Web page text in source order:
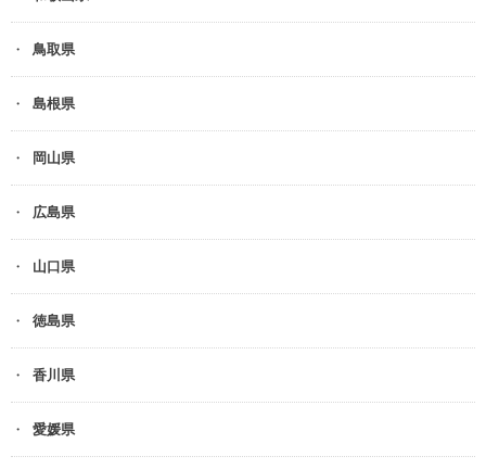
鳥取県
島根県
岡山県
広島県
山口県
徳島県
香川県
愛媛県